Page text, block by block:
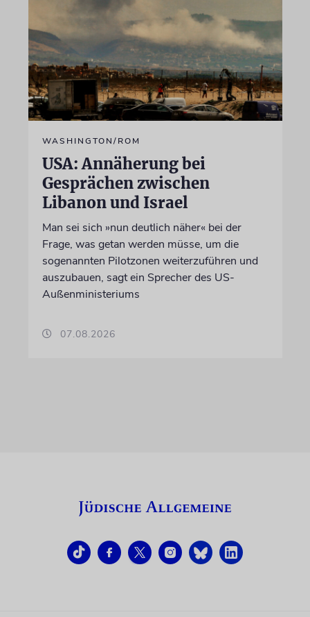
WASHINGTON/ROM
USA: Annäherung bei
Gesprächen zwischen
Libanon und Israel
Man sei sich »nun deutlich näher« bei der
Frage, was getan werden müsse, um die
sogenannten Pilotzonen weiterzuführen und
auszubauen, sagt ein Sprecher des US-
Außenministeriums
07.08.2026